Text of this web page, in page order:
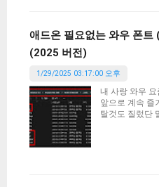
느낌이었다면
가 큼직큼직한
로거 테마가 적용되어
저 테마를 적용
시기 바랍니다.
죠. 백업은 필수
는 과정에서 한
애드온 필요없는 와우 폰트
(2025 버전)
1/29/2025 03:17:00 오후
내 사랑 와우 요즘 와우를 종종 즐기고 있습니다.
앞으로 계속 즐
탈것도 질렀단
입니다. 지금